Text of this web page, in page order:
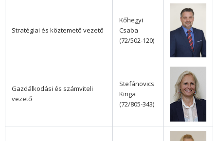
Stratégiai és köztemető vezető
Kőhegyi
Csaba
(72/502-120)
Gazdálkodási és számviteli
vezető
Stefánovics
Kinga
(72/805-343)